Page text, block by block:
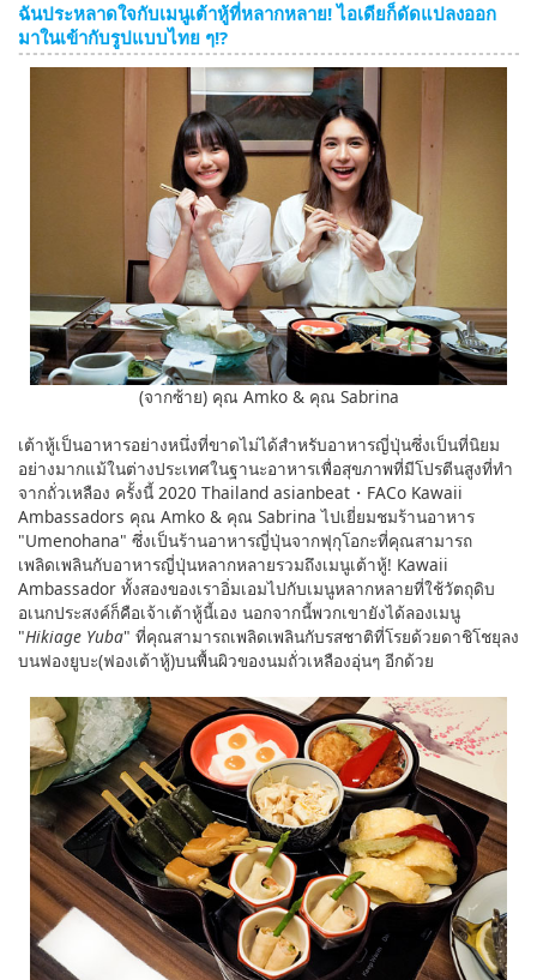
ฉันประหลาดใจกับเมนูเต้าหู้ที่หลากหลาย! ไอเดียก็ดัดแปลงออก
มาในเข้ากับรูปแบบไทย ๆ!?
(จากซ้าย) คุณ Amko & คุณ Sabrina
เต้าหู้เป็นอาหารอย่างหนึ่งที่ขาดไม่ได้สำหรับอาหารญี่ปุ่นซึ่งเป็นที่นิยม
อย่างมากแม้ในต่างประเทศในฐานะอาหารเพื่อสุขภาพที่มีโปรตีนสูงที่ทำ
จากถั่วเหลือง ครั้งนี้ 2020 Thailand asianbeat・FACo Kawaii
Ambassadors คุณ Amko & คุณ Sabrina ไปเยี่ยมชมร้านอาหาร
"Umenohana" ซึ่งเป็นร้านอาหารญี่ปุ่นจากฟุกุโอกะที่คุณสามารถ
เพลิดเพลินกับอาหารญี่ปุ่นหลากหลายรวมถึงเมนูเต้าหู้! Kawaii
Ambassador ทั้งสองของเราอิ่มเอมไปกับเมนูหลากหลายที่ใช้วัตถุดิบ
อเนกประสงค์ก็คือเจ้าเต้าหู้นี้เอง นอกจากนี้พวกเขายังได้ลองเมนู
"Hikiage Yuba" ที่คุณสามารถเพลิดเพลินกับรสชาติที่โรยด้วยดาชิโชยุลง
บนฟองยูบะ(ฟองเต้าหู้)บนพื้นผิวของนมถั่วเหลืองอุ่นๆ อีกด้วย